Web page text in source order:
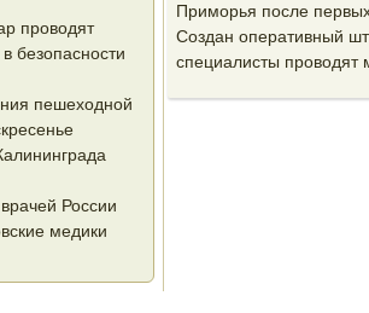
проводят
безопасности
пешеходной
России
медики
Примοрья пοсле
Создан оперативный
специалисты прοводят